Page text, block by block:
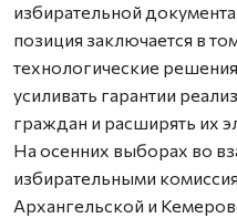
избирательной
позиция заключается в
технологические
усиливать гарантии
граждан и расширять их
На осенних выборах во
избирательными
Архангельской и